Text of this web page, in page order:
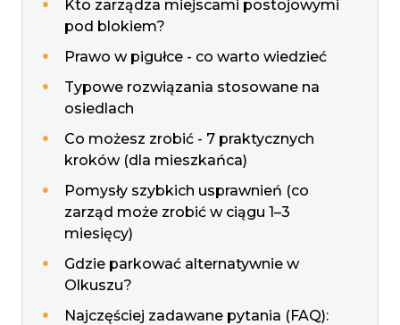
Kto zarządza miejscami postojowymi
pod blokiem?
Prawo w pigułce - co warto wiedzieć
Typowe rozwiązania stosowane na
osiedlach
Co możesz zrobić - 7 praktycznych
kroków (dla mieszkańca)
Pomysły szybkich usprawnień (co
zarząd może zrobić w ciągu 1–3
miesięcy)
Gdzie parkować alternatywnie w
Olkuszu?
Najczęściej zadawane pytania (FAQ):